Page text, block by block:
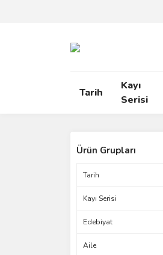
Tarih
Kayı
Serisi
Ürün Grupları
Tarih
Kayı Serisi
Edebiyat
Aile